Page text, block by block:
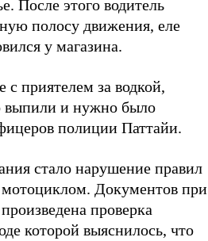
После этого водитель
полосу движения, еле
у магазина.
с приятелем за водкой,
выпили и нужно было
полиции Паттайи.
стало нарушение правил
Документов при
проверка
которой выяснилось, что